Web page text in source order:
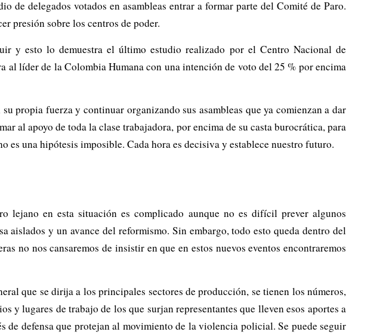
de delegados votados en asambleas entrar a formar parte del Comité de Paro.
presión sobre los centros de poder.
y esto lo demuestra el último estudio realizado por el Centro Nacional de
líder de la Colombia Humana con una intención de voto del 25 % por encima
propia fuerza y continuar organizando sus asambleas que ya comienzan a dar
al apoyo de toda la clase trabajadora, por encima de su casta burocrática, para
es una hipótesis imposible. Cada hora es decisiva y establece nuestro futuro.
lejano en esta situación es complicado aunque no es difícil prever algunos
aislados y un avance del reformismo. Sin embargo, todo esto queda dentro del
no nos cansaremos de insistir en que en estos nuevos eventos encontraremos
que se dirija a los principales sectores de producción, se tienen los números,
y lugares de trabajo de los que surjan representantes que lleven esos aportes a
de defensa que protejan al movimiento de la violencia policial. Se puede seguir